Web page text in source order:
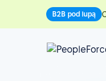
B2B pod lupą